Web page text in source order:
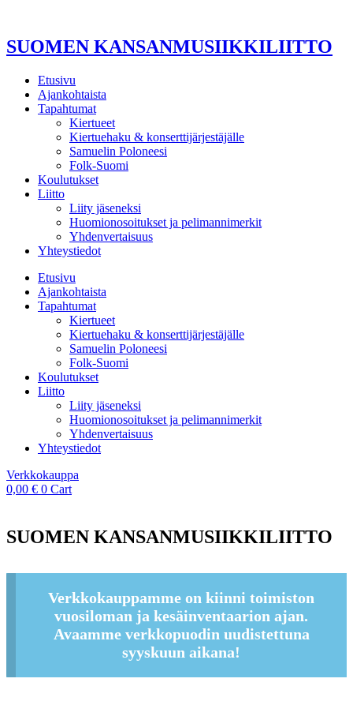
SUOMEN KANSANMUSIIKKILIITTO
Etusivu
Ajankohtaista
Tapahtumat
Kiertueet
Kiertuehaku & konserttijärjestäjälle
Samuelin Poloneesi
Folk-Suomi
Koulutukset
Liitto
Liity jäseneksi
Huomionosoitukset ja pelimannimerkit
Yhdenvertaisuus
Yhteystiedot
Etusivu
Ajankohtaista
Tapahtumat
Kiertueet
Kiertuehaku & konserttijärjestäjälle
Samuelin Poloneesi
Folk-Suomi
Koulutukset
Liitto
Liity jäseneksi
Huomionosoitukset ja pelimannimerkit
Yhdenvertaisuus
Yhteystiedot
Verkkokauppa
0,00 € 0 Cart
SUOMEN KANSANMUSIIKKILIITTO
Verkkokauppamme on kiinni toimiston
vuosiloman ja kesäinventaarion ajan.
Avaamme verkkopuodin uudistettuna
syyskuun aikana!